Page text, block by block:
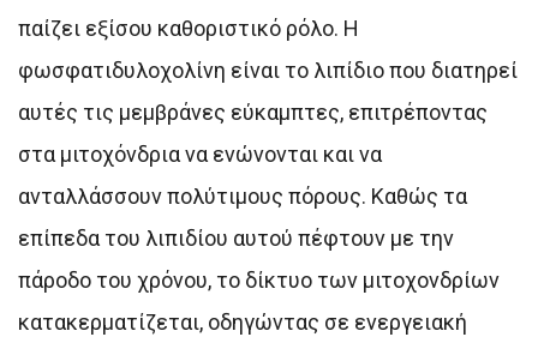
παίζει εξίσου καθοριστικό ρόλο. Η
φωσφατιδυλοχολίνη είναι το λιπίδιο που διατηρεί
αυτές τις μεμβράνες εύκαμπτες, επιτρέποντας
στα μιτοχόνδρια να ενώνονται και να
ανταλλάσσουν πολύτιμους πόρους. Καθώς τα
επίπεδα του λιπιδίου αυτού πέφτουν με την
πάροδο του χρόνου, το δίκτυο των μιτοχονδρίων
κατακερματίζεται, οδηγώντας σε ενεργειακή